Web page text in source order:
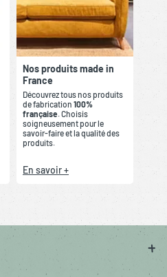
Nos produits made in
France
Découvrez tous nos produits
de fabrication 100%
française. Choisis
soigneusement pour le
savoir-faire et la qualité des
produits.
En savoir +